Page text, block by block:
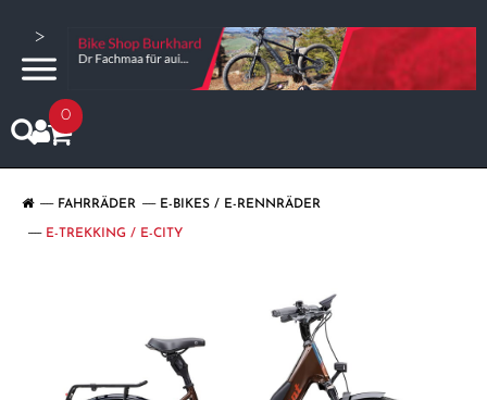
>
0
FAHRRÄDER E-BIKES / E-RENNRÄDER
E-TREKKING / E-CITY